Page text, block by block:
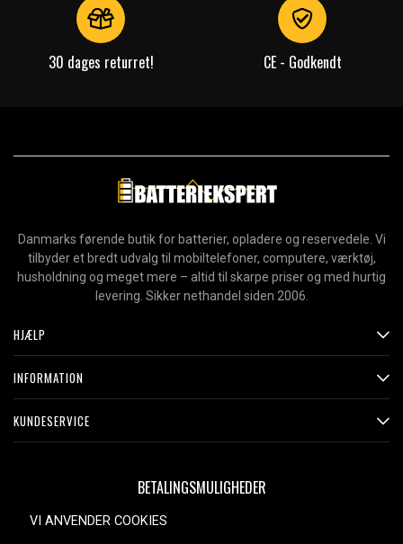
30 dages returret! CE - Godkendt
Danmarks førende butik for batterier, opladere og reservedele. Vi
tilbyder et bredt udvalg til mobiltelefoner, computere, værktøj,
husholdning og meget mere – altid til skarpe priser og med hurtig
levering. Sikker nethandel siden 2006.
HJÆLP
INFORMATION
KUNDESERVICE
BETALINGSMULIGHEDER
VI ANVENDER COOKIES